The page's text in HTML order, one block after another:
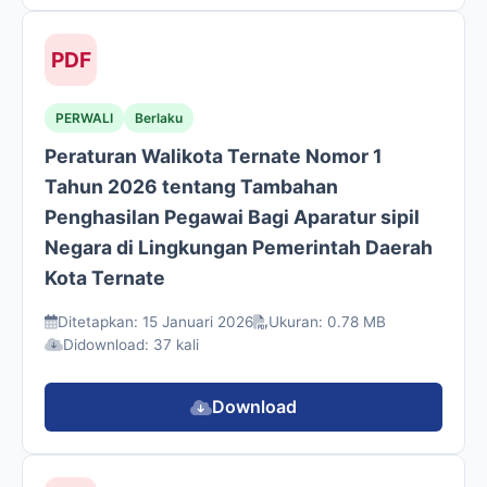
PDF
PERWALI Berlaku
Peraturan Walikota Ternate Nomor 1
Tahun 2026 tentang Tambahan
Penghasilan Pegawai Bagi Aparatur sipil
Negara di Lingkungan Pemerintah Daerah
Kota Ternate
Ditetapkan: 15 Januari 2026
Ukuran: 0.78 MB
Didownload: 37 kali
Download